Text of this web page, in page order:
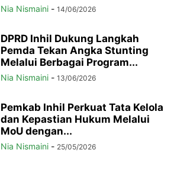
Nia Nismaini - 14/06/2026
DPRD Inhil Dukung Langkah
Pemda Tekan Angka Stunting
Melalui Berbagai Program...
Nia Nismaini - 13/06/2026
Pemkab Inhil Perkuat Tata Kelola
dan Kepastian Hukum Melalui
MoU dengan...
Nia Nismaini - 25/05/2026